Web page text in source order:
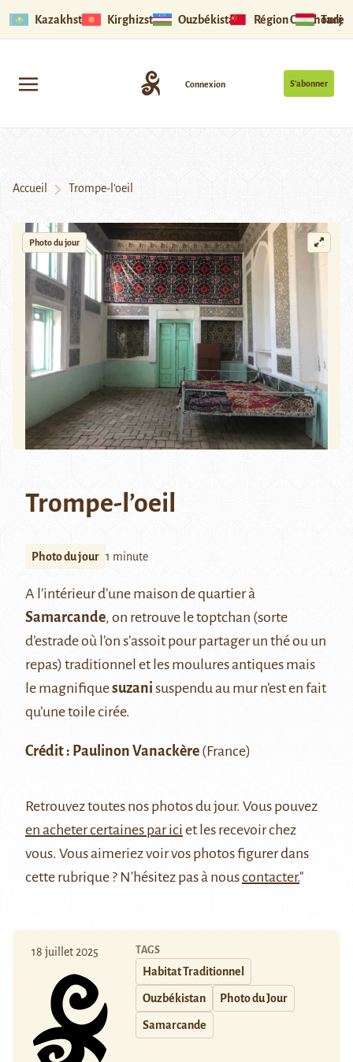
Kazakhstan Kirghizstan Ouzbékistan Région Ouïghoure
S’abonner
Connexion
Accueil Trompe-l’oeil
Photo du jour
Trompe-l’oeil
Photo du jour 1 minute
A l’intérieur d’une maison de quartier à
Samarcande, on retrouve le toptchan (sorte
d’estrade où l’on s’assoit pour partager un thé ou un
repas) traditionnel et les moulures antiques mais
le magnifiquesuzani suspendu au mur n’est en fait
qu’une toile cirée.
Crédit : Paulinon Vanackère (France)
Retrouveztoutes nos photos du jour. Vous pouvez
en acheter certaines par ici et les recevoir chez
vous. Vous aimeriez voir vos photos figurer dans
cette rubrique ? N'hésitez pas à nouscontacter."
18 juillet 2025 TAGS
Habitat Traditionnel
Ouzbékistan Photo du Jour
Samarcande